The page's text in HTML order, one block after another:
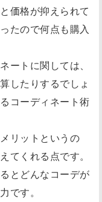
価格が抑えられて
たので何点も購入
ートに関しては、
したりするでしょ
コーディネート術
リットというの
てくれる点です。
とどんなコーデが
です。